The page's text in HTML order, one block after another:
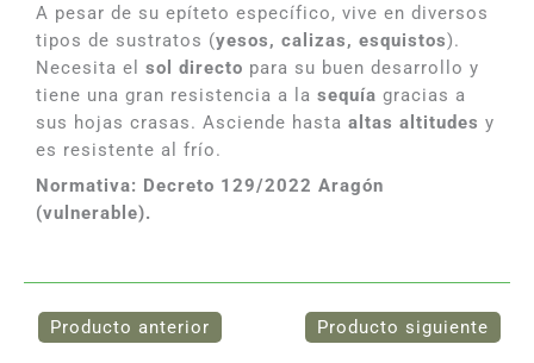
A pesar de su epíteto específico, vive en diversos
tipos de sustratos (yesos, calizas, esquistos).
Necesita el sol directo para su buen desarrollo y
tiene una gran resistencia a la sequía gracias a
sus hojas crasas. Asciende hasta altas altitudes y
es resistente al frío.
Normativa: Decreto 129/2022 Aragón
(vulnerable).